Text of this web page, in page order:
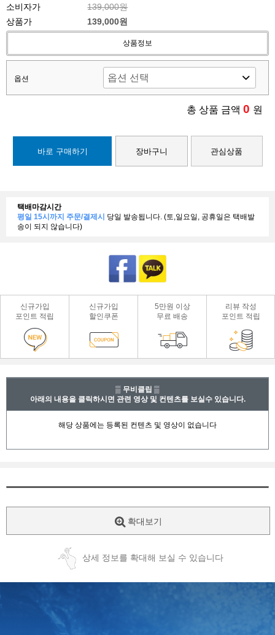
소비자가
139,000원
상품가
139,000원
상품정보
옵션
총 상품 금액 0 원
바로 구매하기 장바구니 관심상품
택배마감시간
평일 15시까지 주문/결제시 당일 발송됩니다. (토,일요일, 공휴일은 택배발
송이 되지 않습니다)
신규가입
포인트 적립
신규가입
할인쿠폰
5만원 이상
무료 배송
리뷰 작성
포인트 적립
▒ 무비클립 ▒
아래의 내용을 클릭하시면 관련 영상 및 컨텐츠를 보실수 있습니다.
확대보기
상세 정보를 확대해 보실 수 있습니다